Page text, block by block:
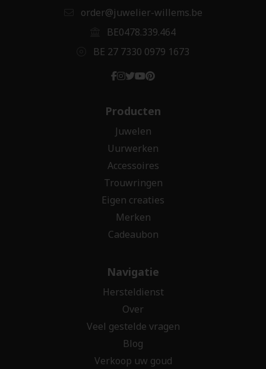
order@juwelier-willems.be
BE0478.339.464
BE 27 7330 0979 1673
Producten
Juwelen
Uurwerken
Accessoires
Trouwringen
Eigen creaties
Merken
Cadeaubon
Navigatie
Hersteldienst
Over
Veel gestelde vragen
Blog
Verkoop uw goud